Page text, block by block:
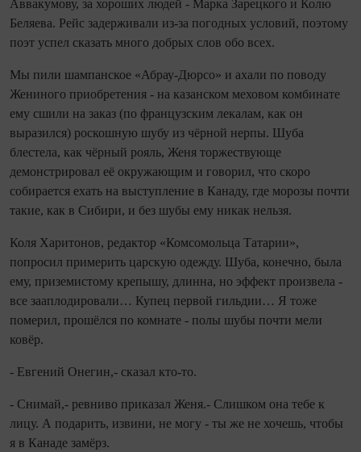
Аввакумову, за хороших людей - Марка Зарецкого и Колю
Беляева. Рейс задерживали из-за погодных условий, поэтому
поэт успел сказать много добрых слов обо всех.
Мы пили шампанское «Абрау-Дюрсо» и ахали по поводу
Жениного приобретения - на казанском меховом комбинате
ему сшили на заказ (по французским лекалам, как он
выразился) роскошную шубу из чёрной нерпы. Шуба
блестела, как чёрный рояль, Женя торжествующе
демонстрировал её окружающим и говорил, что скоро
собирается ехать на выступление в Канаду, где морозы почти
такие, как в Сибири, и без шубы ему никак нельзя.
Коля Харитонов, редактор «Комсомольца Татарии»,
попросил примерить царскую одежду. Шуба, конечно, была
ему, приземистому крепышу, длинна, но эффект произвела -
все зааплодировали… Купец первой гильдии… Я тоже
померил, прошёлся по комнате - полы шубы почти мели
ковёр.
- Евгений Онегин,- сказал кто-то.
- Снимай,- ревниво приказал Женя.- Слишком она тебе к
лицу. А подарить, извини, не могу - ты же не хочешь, чтобы
я в Канаде замёрз.